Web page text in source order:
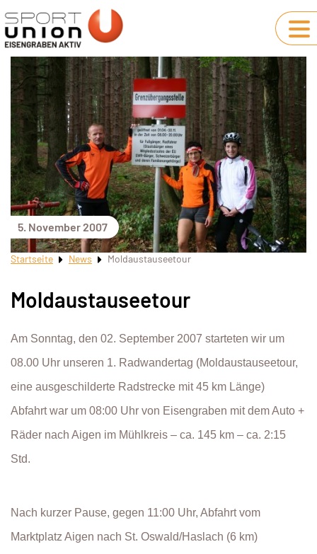
5. November 2007
Startseite News Moldaustauseetour
Moldaustauseetour
Am Sonntag, den 02. September 2007 starteten wir um
08.00 Uhr unseren 1. Radwandertag (Moldaustauseetour,
eine ausgeschilderte Radstrecke mit 45 km Länge)
Abfahrt war um 08:00 Uhr von Eisengraben mit dem Auto +
Räder nach Aigen im Mühlkreis – ca. 145 km – ca. 2:15
Std.
Nach kurzer Pause, gegen 11:00 Uhr, Abfahrt vom
Marktplatz Aigen nach St. Oswald/Haslach (6 km)